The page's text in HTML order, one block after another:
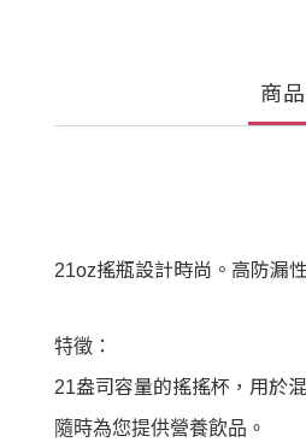
商
21oz搖瓶設計時尚。高防漏
特徵：
21盎司容量的搖搖杯，用於
隨時為您提供營養飲品。